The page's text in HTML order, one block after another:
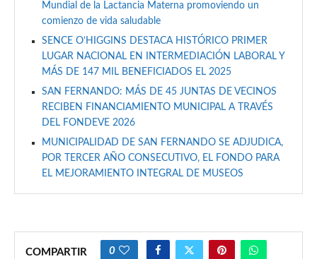
Mundial de la Lactancia Materna promoviendo un
comienzo de vida saludable
SENCE O’HIGGINS DESTACA HISTÓRICO PRIMER
LUGAR NACIONAL EN INTERMEDIACIÓN LABORAL Y
MÁS DE 147 MIL BENEFICIADOS EL 2025
SAN FERNANDO: MÁS DE 45 JUNTAS DE VECINOS
RECIBEN FINANCIAMIENTO MUNICIPAL A TRAVÉS
DEL FONDEVE 2026
MUNICIPALIDAD DE SAN FERNANDO SE ADJUDICA,
POR TERCER AÑO CONSECUTIVO, EL FONDO PARA
EL MEJORAMIENTO INTEGRAL DE MUSEOS
COMPARTIR 0